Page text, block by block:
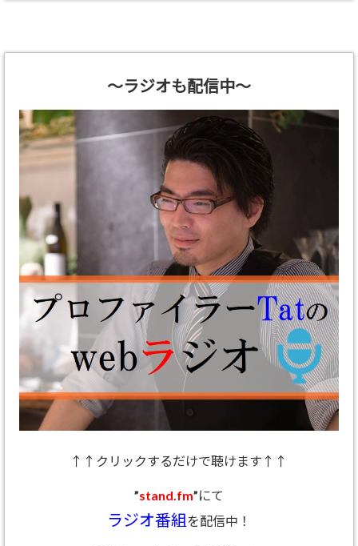
～ラジオも配信中～
↑↑クリックするだけで聴けます↑↑
”stand.fm”にて
ラジオ番組を配信中！